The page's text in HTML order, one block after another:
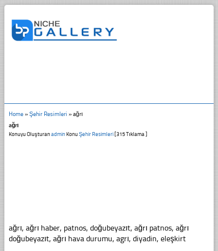
Home» Şehir Resimleri » ağrı
ağrı
Konuyu OluşturanadminKonu Şehir Resimleri[315 Tıklama ]
ağrı, ağrı haber, patnos, doğubeyazıt, ağrı patnos, ağrı
doğubeyazıt, ağrı hava durumu, agrı, diyadin, eleşkirt